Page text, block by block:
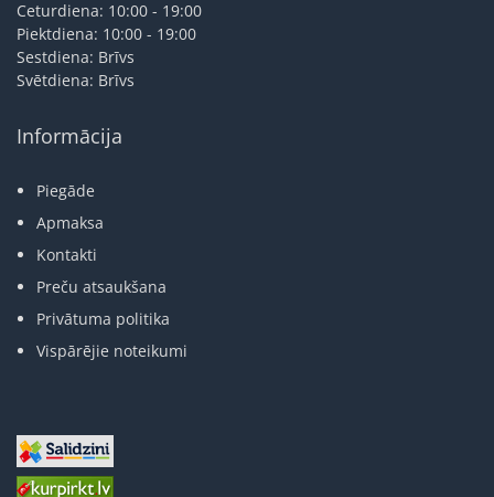
Ceturdiena: 10:00 - 19:00
Piektdiena: 10:00 - 19:00
Sestdiena: Brīvs
Svētdiena: Brīvs
Informācija
Piegāde
Apmaksa
Kontakti
Preču atsaukšana
Privātuma politika
Vispārējie noteikumi